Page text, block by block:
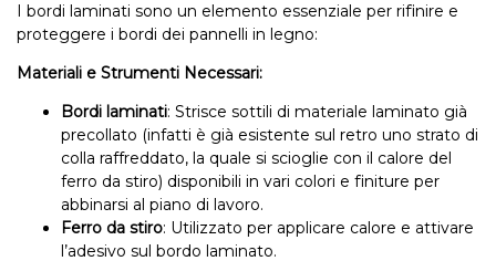
I bordi laminati sono un elemento essenziale per rifinire e
proteggere i bordi dei pannelli in legno:
Materiali e Strumenti Necessari:
Bordi laminati: Strisce sottili di materiale laminato già
precollato (infatti è già esistente sul retro uno strato di
colla raffreddato, la quale si scioglie con il calore del
ferro da stiro) disponibili in vari colori e finiture per
abbinarsi al piano di lavoro.
Ferro da stiro: Utilizzato per applicare calore e attivare
l’adesivo sul bordo laminato.